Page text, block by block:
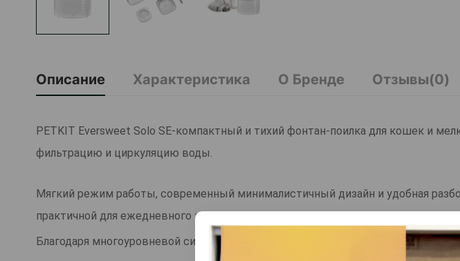
Описание Характеристика О Бренде Отзывы(0)
PETKIT Eversweet Solo SE-компактный и тихий фонтан-поилка для кошек и
фильтрацию и циркуляцию воды.
Мягкий режим работы, современный минималистичный дизайн и удобная
практичной для ежедневного использования дома.
Благодаря многоуровневой системе фильтрации удаляются шерсть, пыль,